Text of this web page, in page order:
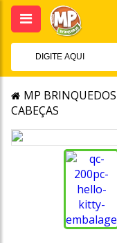
MP BRINQUEDOS
CABEÇAS